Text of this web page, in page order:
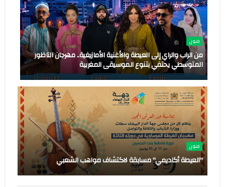
فنون
من الراب والراي إلى العيطة والأغنية الأمازيغية.. مهرجان الناظور
المتوسطي يحتفي بتنوع الموسيقى المغربية
فنون
"العيطة أكاديمي" مسابقة لاكتشاف مواهب الشعبي